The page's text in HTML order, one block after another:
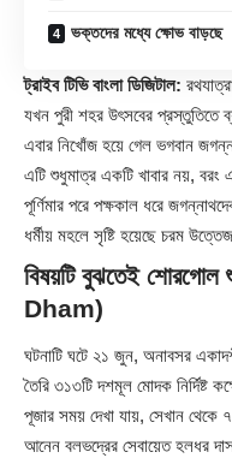
ভক্তদের মধ্যে ক্ষোভ বাড়ছে
ট্রাইব টিভি বাংলা ডিজিটাল:
যখন পুরী শহর উৎসবের প্রস্তুতিতে
এবার নিখোঁজ হয়ে গেল ভগবান
এটি শুধুমাত্র একটি খাবার নয়, বরং
পূর্ণিমার পরে পক্ষকাল ধরে
ধর্মীয় মহলে সৃষ্টি হয়েছে চরম
বিষয়টি বুঝতেই
Dham)
ঘটনাটি ঘটে ২১ জুন, অনাবসর
তৈরি ৩১৩টি দশমূল মোদক নির্দিষ্ট
পূজার সময় দেখা যায়, সেখান
আনেন বলভদ্রের সেবায়েত হলধর দাস